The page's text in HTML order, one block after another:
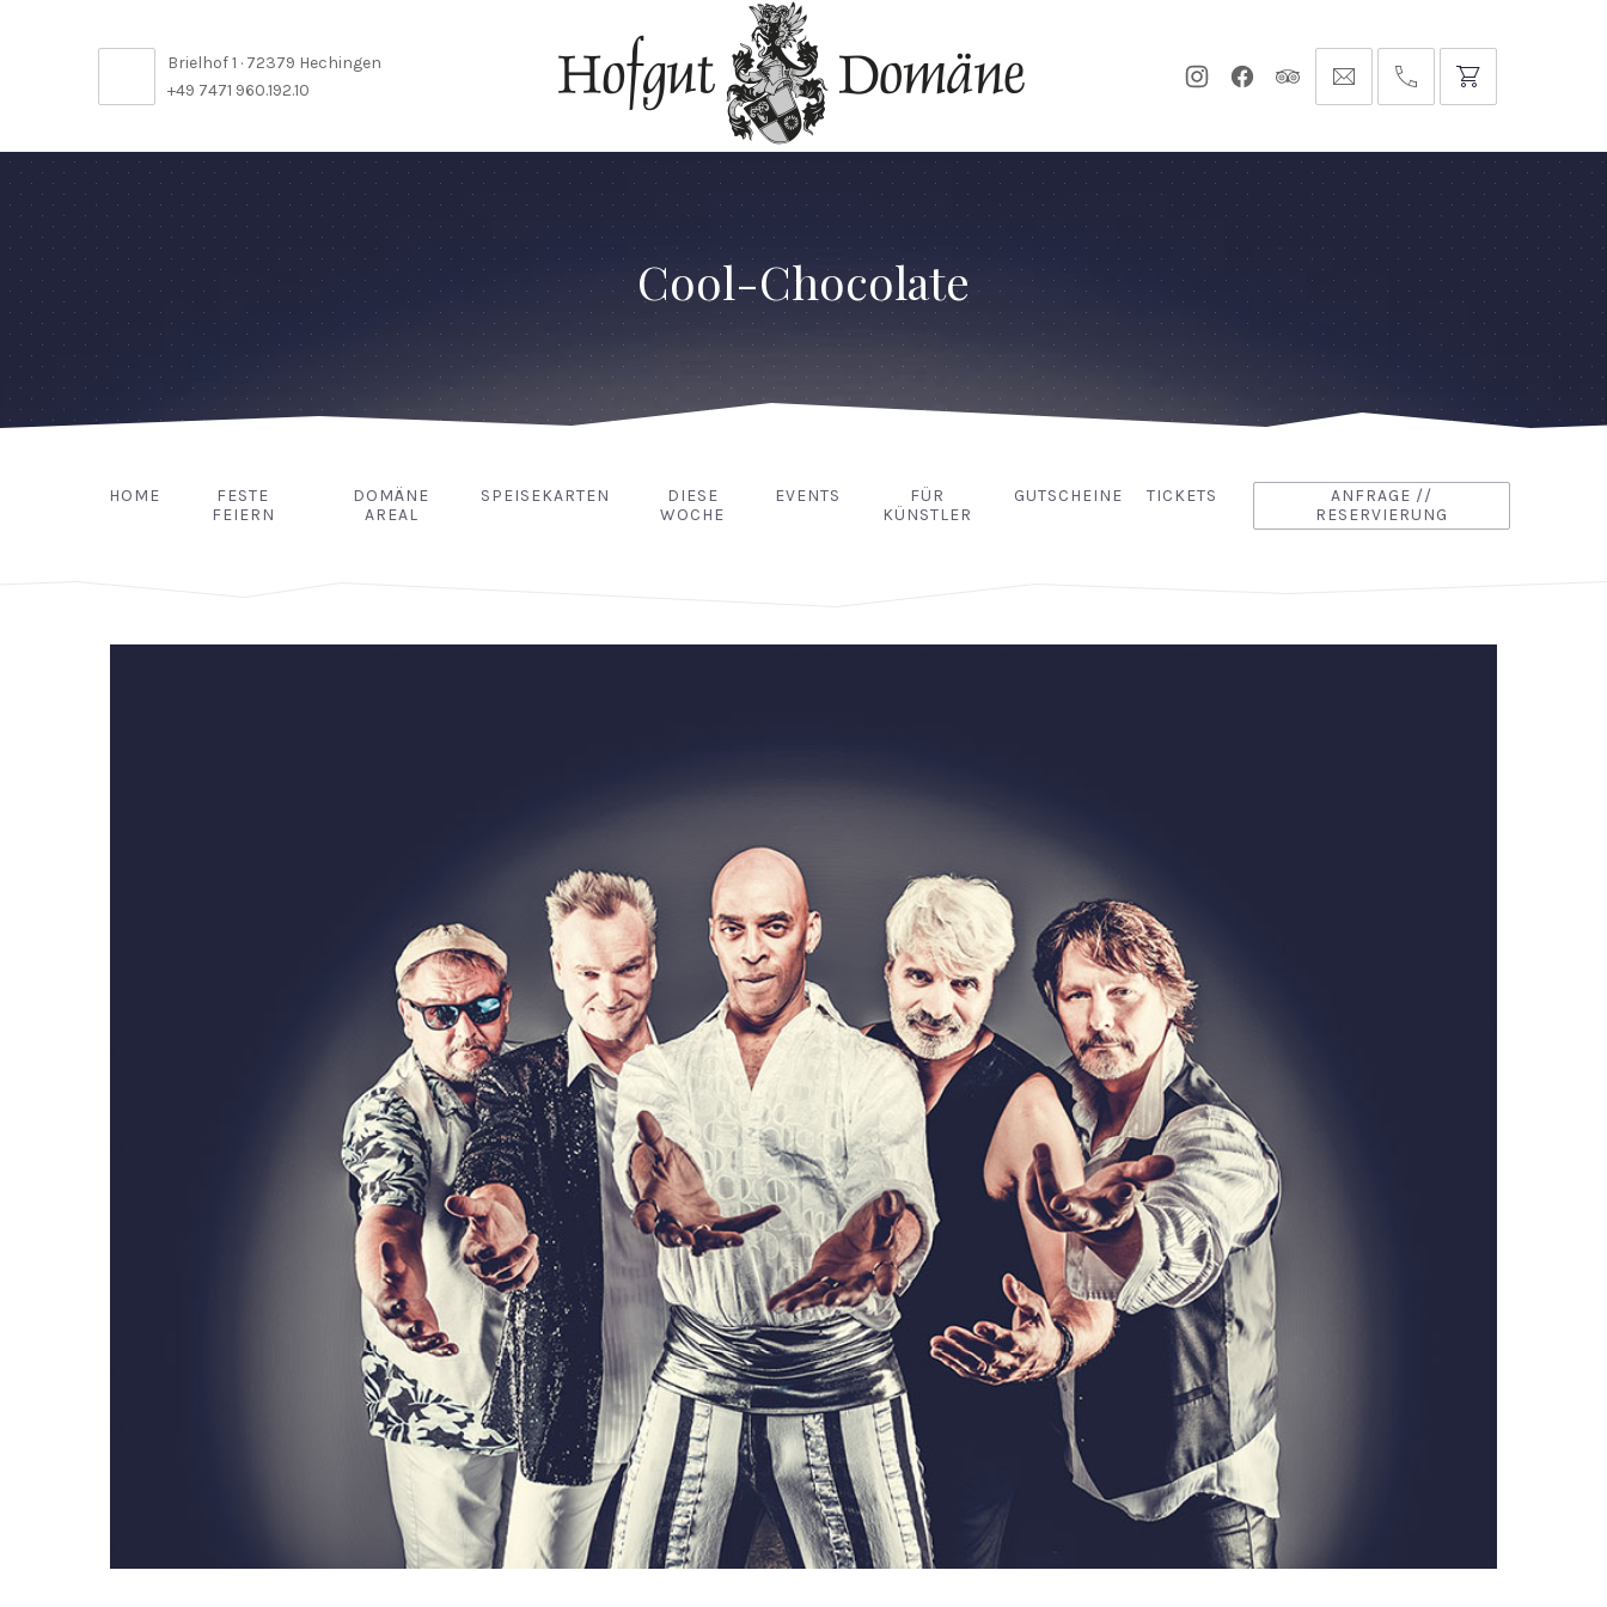
Brielhof 1 · 72379 Hechingen
+49 7471 960.192.10
NeuesNeuesNeues info@hofgut-0049747196019210
Cool-Chocolate
HOME
FESTE
FEIERN
DOMÄNE
AREAL
SPEISEKARTEN
DIESE
WOCHE
EVENTS
FÜR
KÜNSTLER
GUTSCHEINE TICKETS
ANFRAGE //
RESERVIERUNG